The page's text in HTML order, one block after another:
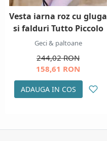
Vesta iarna roz cu gluga
si falduri Tutto Piccolo
Geci & paltoane
244,02 RON
158,61 RON
ADAUGA IN COS